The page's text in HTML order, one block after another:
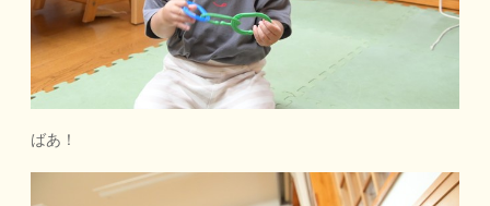
ばあ！